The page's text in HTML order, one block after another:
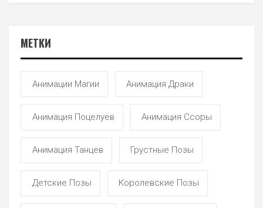
МЕТКИ
Анимации Магии Анимация Драки
Анимация Поцелуев Анимация Ссоры
Анимация Танцев Грустные Позы
Детские Позы Королевские Позы